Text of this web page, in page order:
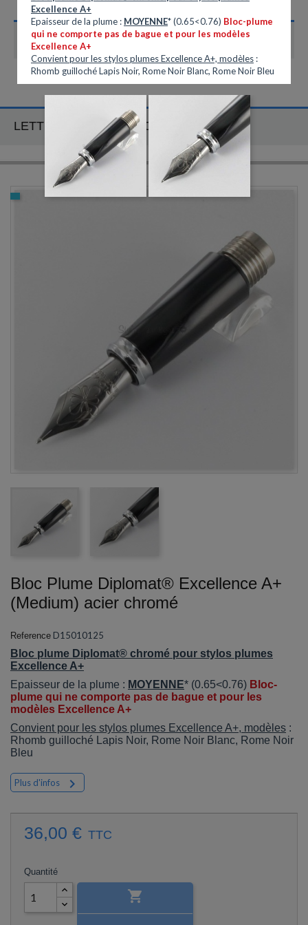
CATÉGORIES
LETTRE D'INFORMATION
Bloc Plume Diplomat® Excellence A+
(Medium) acier chromé
Reference D15010125
Bloc plume Diplomat® chromé pour stylos plumes
Excellence A+
Epaisseur de la plume : MOYENNE* (0.65<0.76) Bloc-
plume qui ne comporte pas de bague et pour les
modèles Excellence A+
Convient pour les stylos plumes Excellence A+, modèles :
Rhomb guilloché Lapis Noir, Rome Noir Blanc, Rome Noir
Bleu
Plus d'infos 
36,00 € TTC
Quantité

Excellence A+
Epaisseur de la plume : MOYENNE* (0.65<0.76) Bloc-plume
qui ne comporte pas de bague et pour les modèles
Excellence A+
Convient pour les stylos plumes Excellence A+, modèles :
Rhomb guilloché Lapis Noir, Rome Noir Blanc, Rome Noir Bleu